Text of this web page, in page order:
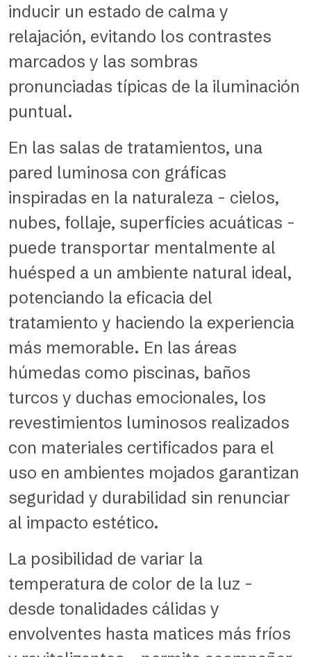
inducir un estado de calma y
relajación, evitando los contrastes
marcados y las sombras
pronunciadas típicas de la iluminación
puntual.
En las salas de tratamientos, una
pared luminosa con gráficas
inspiradas en la naturaleza - cielos,
nubes, follaje, superficies acuáticas -
puede transportar mentalmente al
huésped a un ambiente natural ideal,
potenciando la eficacia del
tratamiento y haciendo la experiencia
más memorable. En las áreas
húmedas como piscinas, baños
turcos y duchas emocionales, los
revestimientos luminosos realizados
con materiales certificados para el
uso en ambientes mojados garantizan
seguridad y durabilidad sin renunciar
al impacto estético.
La posibilidad de variar la
temperatura de color de la luz -
desde tonalidades cálidas y
envolventes hasta matices más fríos